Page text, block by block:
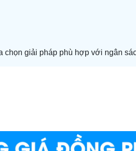
chọn giải pháp phù hợp với ngân